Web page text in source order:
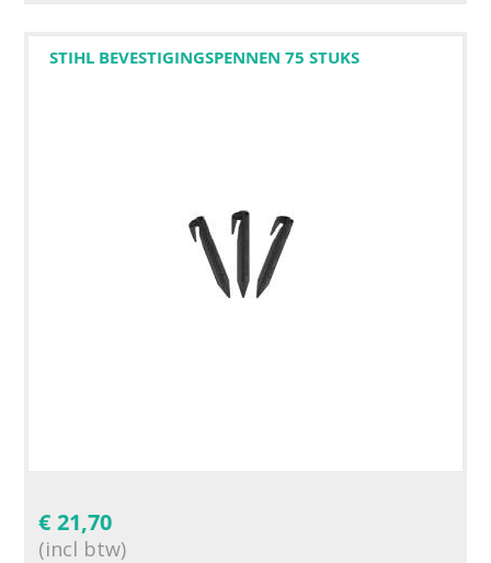
STIHL BEVESTIGINGSPENNEN 75 STUKS
€ 21,70
(incl btw)